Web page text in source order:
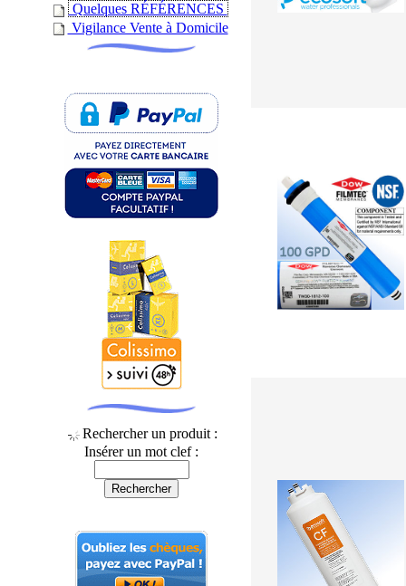
Quelques RÉFÉRENCES
Vigilance Vente à Domicile
Rechercher un produit :
Insérer un mot clef :